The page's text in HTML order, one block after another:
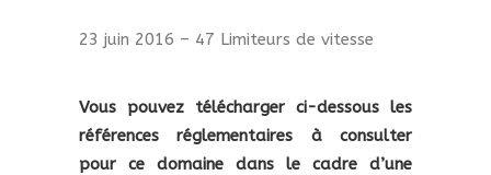
23 juin 2016 – 47 Limiteurs de vitesse
Vous pouvez télécharger ci-dessous les
références réglementaires à consulter
pour ce domaine dans le cadre d’une